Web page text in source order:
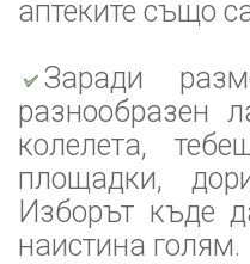
аптеките също
Заради
разнообразен
колелета,
площадки,
Изборът къде
наистина голям.